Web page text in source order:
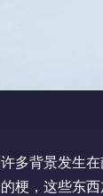
多背景发生
梗，这些东